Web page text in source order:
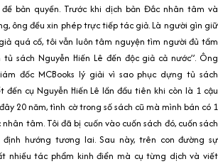
bản quyền. Trước khi dịch bản Đắc nhân tâm và
ông đều xin phép trực tiếp tác giả. Là người gìn giữ
quá cố, tôi vẫn luôn tâm nguyện tìm người đủ tầm
sách Nguyễn Hiến Lê đến độc giả cả nước”. Ông
đốc MCBooks lý giải vì sao phục dựng tủ sách
đến cụ Nguyễn Hiến Lê lần đầu tiên khi còn là 1 cậu
20 năm, tình cờ trong số sách cũ mà mình bán có 1
tâm. Tôi đã bị cuốn vào cuốn sách đó, cuốn sách
hướng tương lai. Sau này, trên con đường sự
nhiều tác phẩm kinh điển mà cụ từng dịch và viết